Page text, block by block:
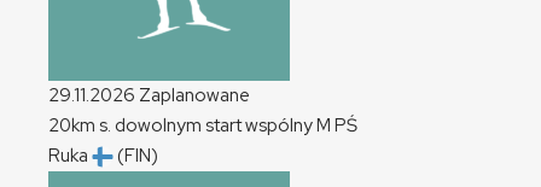
29.11.2026 Zaplanowane
20km s. dowolnym start wspólnyM PŚ
Ruka
(FIN)